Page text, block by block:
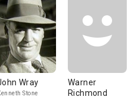
Wray
Stone
Warner
Richmond